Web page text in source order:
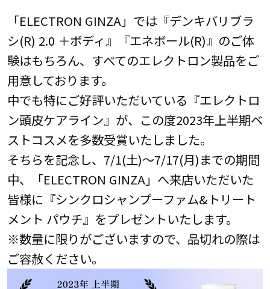
「ELECTRON GINZA」では『デンキバリブラ
シ(R) 2.0 ＋ボディ』『エネボール(R)』のご体
験はもちろん、すべてのエレクトロン製品をご
用意しております。
中でも特にご好評いただいている『エレクトロ
ン頭皮ケアライン』が、この度2023年上半期ベ
ストコスメを多数受賞いたしました。
そちらを記念し、7/1(土)～7/17(月)までの期間
中、「ELECTRON GINZA」へ来店いただいた
皆様に『シンクロシャンプーファム&トリート
メント パウチ』をプレゼントいたします。
※数量に限りがございますので、品切れの際は
ご容赦ください。